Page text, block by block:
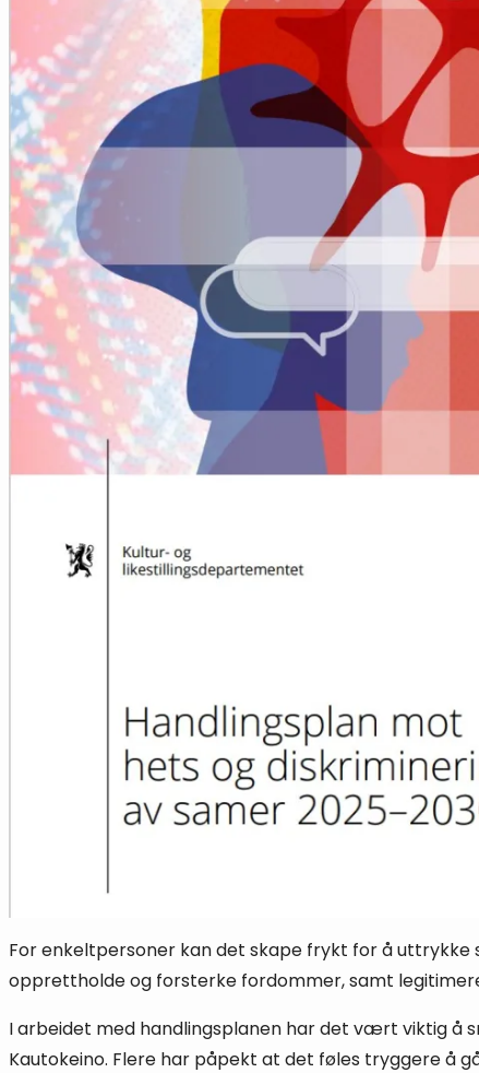
For enkeltpersoner kan det skape frykt for å uttrykke
opprettholde og forsterke fordommer, samt
I arbeidet med handlingsplanen har det vært viktig å
Kautokeino. Flere har påpekt at det føles tryggere å